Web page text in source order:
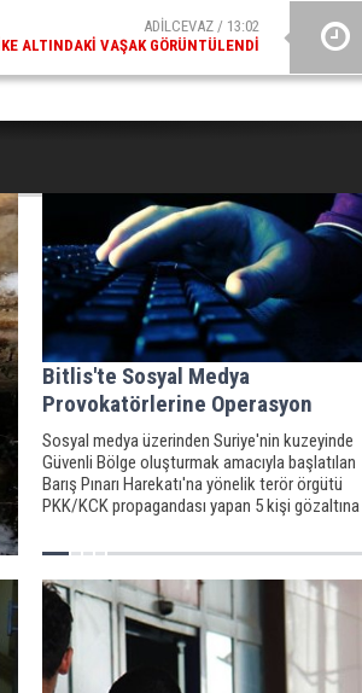
ADİLCEVAZ / 09:10
ÇIFTÇI İÇIŞLERI BAKANI OLDU
Bitlis'te Sosyal Medya
Provokatörlerine Operasyon
Sosyal medya üzerinden Suriye'nin kuzeyinde
Güvenli Bölge oluşturmak amacıyla başlatılan
Barış Pınarı Harekatı'na yönelik terör örgütü
PKK/KCK propagandası yapan 5 kişi gözaltına